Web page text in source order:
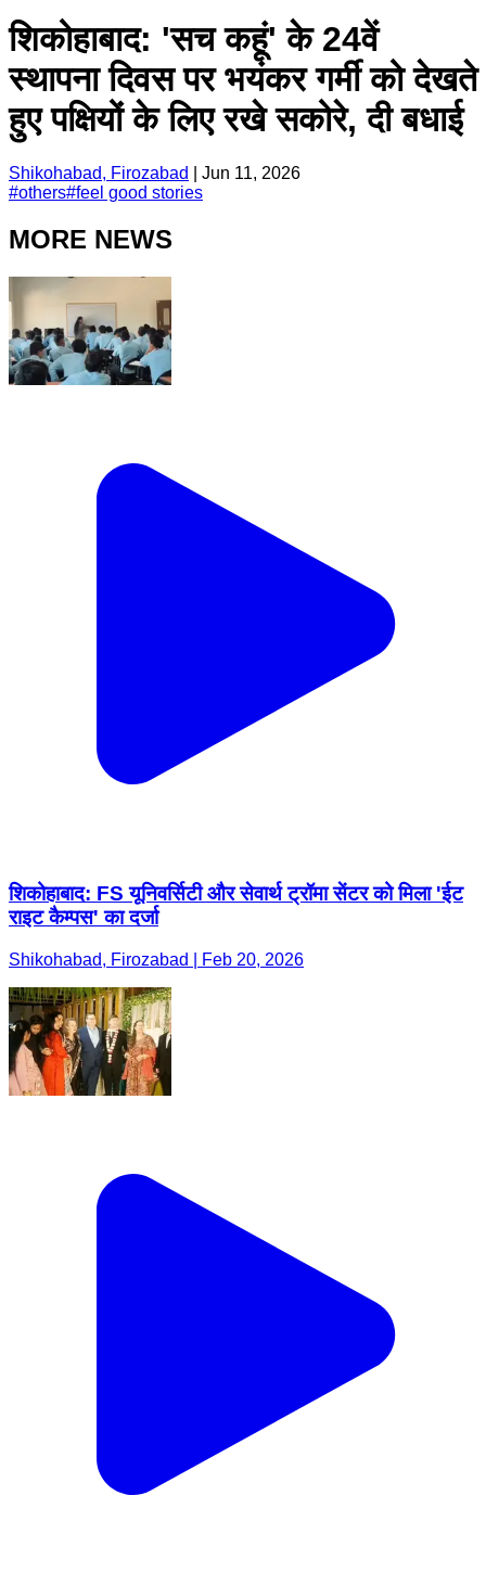
शिकोहाबाद: 'सच कहूं' के 24वें
स्थापना दिवस पर भयंकर गर्मी को देखते
हुए पक्षियों के लिए रखे सकोरे, दी बधाई
Shikohabad, Firozabad
Jun 11, 2026
#others#feel good stories
MORE NEWS
शिकोहाबाद: FS यूनिवर्सिटी और सेवार्थ ट्रॉमा सेंटर को मिला 'ईट
राइट कैम्पस' का दर्जा
Shikohabad, Firozabad | Feb 20, 2026